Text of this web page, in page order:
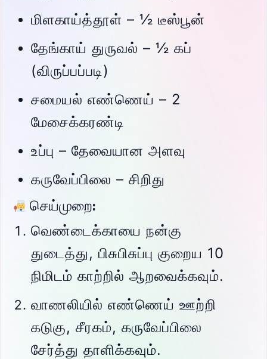
மிளகாய்த்தூள் – ½ டீஸ்பூன்
தேங்காய் துருவல் – ½ கப்
(விருப்பப்படி)
சமையல் எண்ணெய் – 2
மேசைக்கரண்டி
உப்பு – தேவையான அளவு
கருவேப்பிலை – சிறிது
செய்முறை:
வெண்டைக்காயை நன்கு
துடைத்து, பிசுபிசுப்பு குறைய 10
நிமிடம் காற்றில் ஆறவைக்கவும்.
வாணலியில் எண்ணெய் ஊற்றி
கடுகு, சீரகம், கருவேப்பிலை
சேர்த்து தாளிக்கவும்.